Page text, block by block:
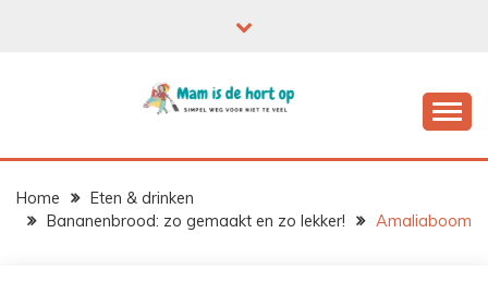
Home
Eten & drinken
Bananenbrood: zo gemaakt en zo lekker!
Amaliaboom